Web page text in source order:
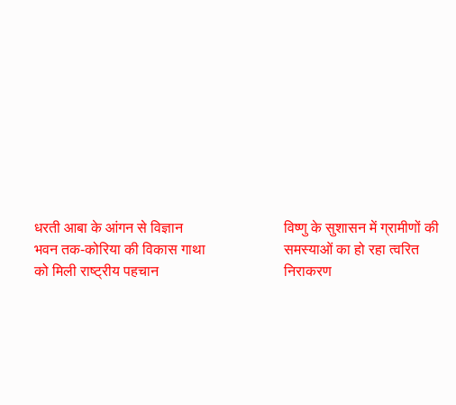
धरती आबा के आंगन से विज्ञान
भवन तक-कोरिया की विकास गाथा
को मिली राष्ट्रीय पहचान
विष्णु के सुशासन में ग्रामीणों की
समस्याओं का हो रहा त्वरित
निराकरण